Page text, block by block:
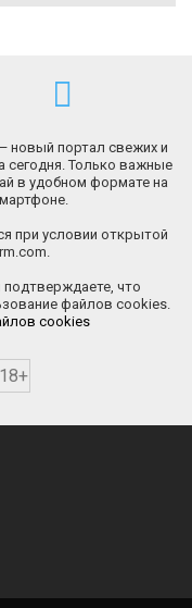
новый портал свежих и
сегодня. Только важные
в удобном формате на
при условии открытой
что
файлов cookies.
cookies
18+